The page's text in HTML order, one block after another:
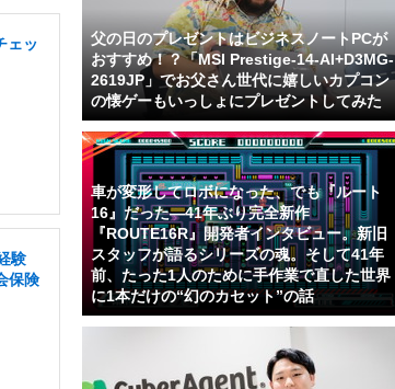
ェッ
験
保険
父の日のプレゼントはビジネスノートPCが
おすすめ！？「MSI Prestige-14-AI+D3MG-
2619JP」でお父さん世代に嬉しいカプコン
の懐ゲーもいっしょにプレゼントしてみた
車が変形してロボになった、でも『ルート
16』だった―41年ぶり完全新作
『ROUTE16R』開発者インタビュー。新旧
スタッフが語るシリーズの魂。そして41年
前、たった1人のために手作業で直した世界
に1本だけの“幻のカセット”の話